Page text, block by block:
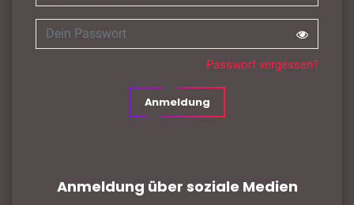
Passwort vergessen?
Anmeldung
Anmeldung über soziale Medien